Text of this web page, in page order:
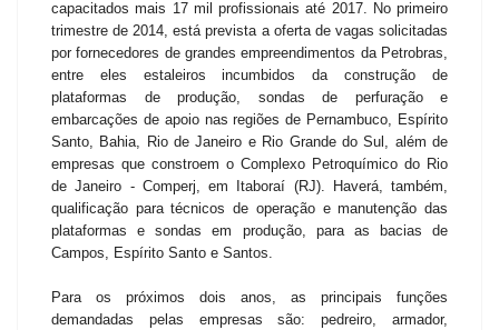
capacitados mais 17 mil profissionais até 2017. No primeiro
trimestre de 2014, está prevista a oferta de vagas solicitadas
por fornecedores de grandes empreendimentos da Petrobras,
entre eles estaleiros incumbidos da construção de
plataformas de produção, sondas de perfuração e
embarcações de apoio nas regiões de Pernambuco, Espírito
Santo, Bahia, Rio de Janeiro e Rio Grande do Sul, além de
empresas que constroem o Complexo Petroquímico do Rio
de Janeiro - Comperj, em Itaboraí (RJ). Haverá, também,
qualificação para técnicos de operação e manutenção das
plataformas e sondas em produção, para as bacias de
Campos, Espírito Santo e Santos.
Para os próximos dois anos, as principais funções
demandadas pelas empresas são: pedreiro, armador,